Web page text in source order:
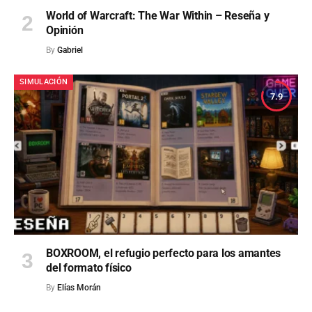
World of Warcraft: The War Within – Reseña y
Opinión
By Gabriel
7.9
SIMULACIÓN
BOXROOM, el refugio perfecto para los amantes
del formato físico
By Elías Morán